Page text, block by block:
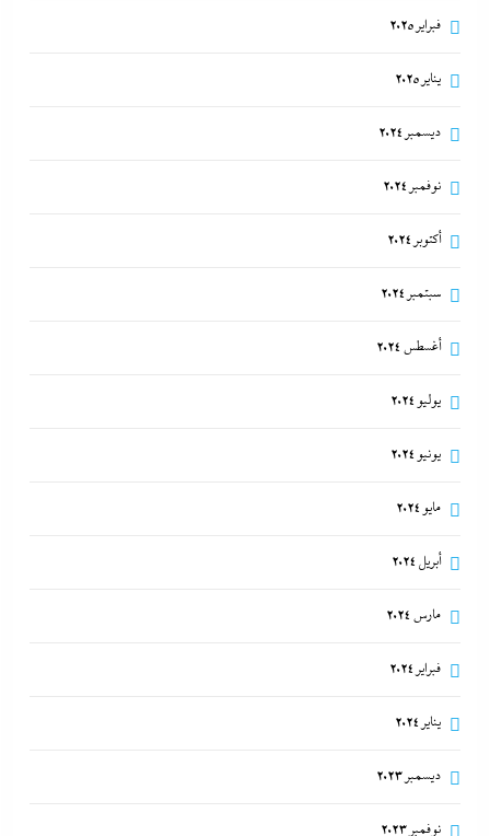
فبراير 2025
يناير 2025
ديسمبر 2024
نوفمبر 2024
أكتوبر 2024
سبتمبر 2024
أغسطس 2024
يوليو 2024
يونيو 2024
مايو 2024
أبريل 2024
مارس 2024
فبراير 2024
يناير 2024
ديسمبر 2023
نوفمبر 2023